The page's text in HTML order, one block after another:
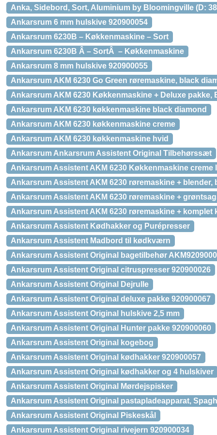
Anka, Sidebord, Sort, Aluminium by Bloomingville (D:
Ankarsrum 6 mm hulskive 920900054
Ankarsrum 6230B – Køkkenmaskine – Sort
Ankarsrum 6230B Â – SortÂ – Køkkenmaskine
Ankarsrum 8 mm hulskive 920900055
Ankarsrum AKM 6230 Go Green røremaskine, black
Ankarsrum AKM 6230 Køkkenmaskine + Deluxe pakke,
Ankarsrum AKM 6230 køkkenmaskine black diamond
Ankarsrum AKM 6230 køkkenmaskine creme
Ankarsrum AKM 6230 køkkenmaskine hvid
Ankarsrum Ankarsrum Assistent Original Tilbehørssæt
Ankarsrum Assistent AKM 6230 Køkkenmaskine creme
Ankarsrum Assistent AKM 6230 røremaskine + blender,
Ankarsrum Assistent AKM 6230 røremaskine +
Ankarsrum Assistent AKM 6230 røremaskine +
Ankarsrum Assistent Kødhakker og Purépresser
Ankarsrum Assistent Madbord til kødkværn
Ankarsrum Assistent Original bagetilbehør
Ankarsrum Assistent Original citruspresser 920900026
Ankarsrum Assistent Original Dejrulle
Ankarsrum Assistent Original deluxe pakke 920900067
Ankarsrum Assistent Original hulskive 2,5 mm
Ankarsrum Assistent Original Hunter pakke 920900060
Ankarsrum Assistent Original kogebog
Ankarsrum Assistent Original kødhakker 920900057
Ankarsrum Assistent Original kødhakker og 4 hulskiver
Ankarsrum Assistent Original Mørdejspisker
Ankarsrum Assistent Original pastapladeapparat,
Ankarsrum Assistent Original Piskeskål
Ankarsrum Assistent Original rivejern 920900034